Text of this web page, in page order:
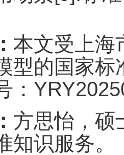
本文受上海
型的国家
：
方思怡，硕
知识服务。